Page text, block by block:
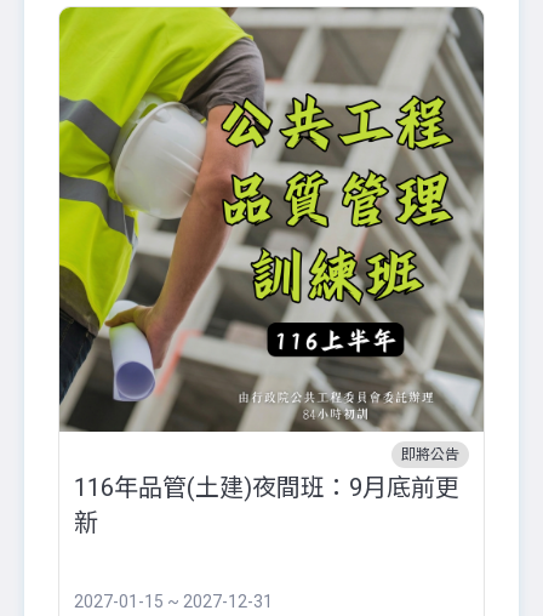
即將公告
116年品管(土建)夜間班：9月底前更
新
2027-01-15 ~ 2027-12-31